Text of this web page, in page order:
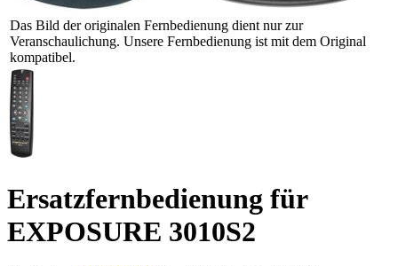
Das Bild der originalen Fernbedienung dient nur zur
Veranschaulichung. Unsere Fernbedienung ist mit dem Original
kompatibel.
Ersatzfernbedienung für
EXPOSURE 3010S2